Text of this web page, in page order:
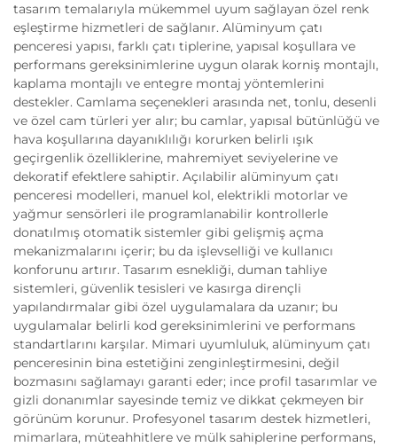
tasarım temalarıyla mükemmel uyum sağlayan özel renk
eşleştirme hizmetleri de sağlanır. Alüminyum çatı
penceresi yapısı, farklı çatı tiplerine, yapısal koşullara ve
performans gereksinimlerine uygun olarak korniş montajlı,
kaplama montajlı ve entegre montaj yöntemlerini
destekler. Camlama seçenekleri arasında net, tonlu, desenli
ve özel cam türleri yer alır; bu camlar, yapısal bütünlüğü ve
hava koşullarına dayanıklılığı korurken belirli ışık
geçirgenlik özelliklerine, mahremiyet seviyelerine ve
dekoratif efektlere sahiptir. Açılabilir alüminyum çatı
penceresi modelleri, manuel kol, elektrikli motorlar ve
yağmur sensörleri ile programlanabilir kontrollerle
donatılmış otomatik sistemler gibi gelişmiş açma
mekanizmalarını içerir; bu da işlevselliği ve kullanıcı
konforunu artırır. Tasarım esnekliği, duman tahliye
sistemleri, güvenlik tesisleri ve kasırga dirençli
yapılandırmalar gibi özel uygulamalara da uzanır; bu
uygulamalar belirli kod gereksinimlerini ve performans
standartlarını karşılar. Mimari uyumluluk, alüminyum çatı
penceresinin bina estetiğini zenginleştirmesini, değil
bozmasını sağlamayı garanti eder; ince profil tasarımlar ve
gizli donanımlar sayesinde temiz ve dikkat çekmeyen bir
görünüm korunur. Profesyonel tasarım destek hizmetleri,
mimarlara, müteahhitlere ve mülk sahiplerine performans,